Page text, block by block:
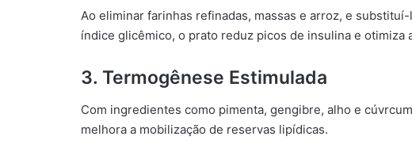
Ao eliminar farinhas refinadas, massas e arroz, e
índice glicêmico, o prato reduz picos de insulina e otimiza
3. Termogênese Estimulada
Com ingredientes como pimenta, gengibre, alho e
melhora a mobilização de reservas lipídicas.